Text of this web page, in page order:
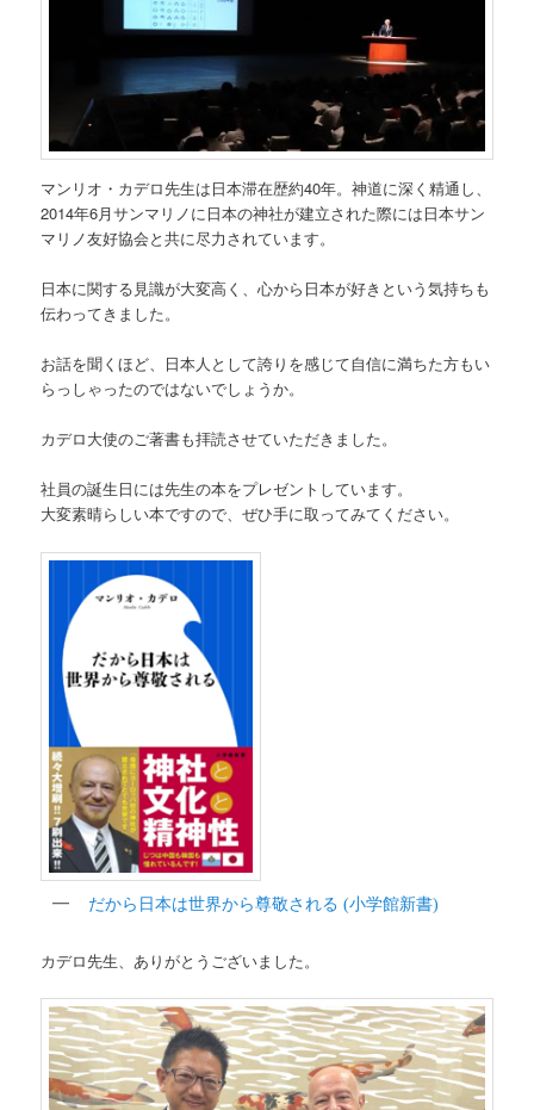
マンリオ・カデロ先生は日本滞在歴約40年。神道に深く精通し、
2014年6月サンマリノに日本の神社が建立された際には日本サン
マリノ友好協会と共に尽力されています。
日本に関する見識が大変高く、心から日本が好きという気持ちも
伝わってきました。
お話を聞くほど、日本人として誇りを感じて自信に満ちた方もい
らっしゃったのではないでしょうか。
カデロ大使のご著書も拝読させていただきました。
社員の誕生日には先生の本をプレゼントしています。
大変素晴らしい本ですので、ぜひ手に取ってみてください。
だから日本は世界から尊敬される (小学館新書)
カデロ先生、ありがとうございました。